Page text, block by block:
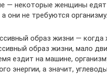
— некоторые женщины едят
а они не требуются организму.
образ жизни —
образ жизни, мало
ездит на машине,
энергии, а значит,